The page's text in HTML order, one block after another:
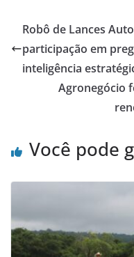
Robô de Lances
participação em
inteligência
Agronegócio
Você pode